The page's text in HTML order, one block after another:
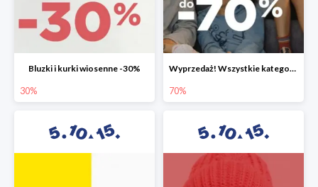
Bluzki i kurki wiosenne -30%
30%
Wyprzedaż! Wszystkie kategorie do -70%
70%